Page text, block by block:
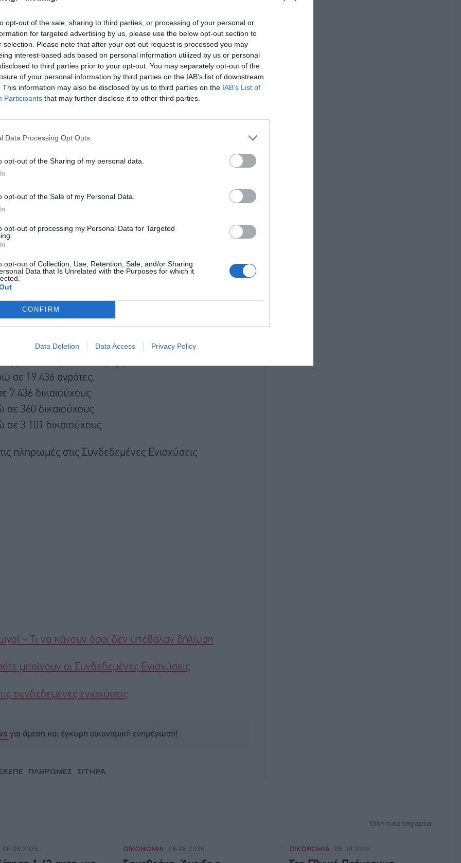
opt-out of the sale, sharing to third parties, or processing of your personal or
for targeted advertising by us, please use the below opt-out section to
selection. Please note that after your opt-out request is processed you may
interest-based ads based on personal information utilized by us or personal
to third parties prior to your opt-out. You may separately opt-out of the
of your personal information by third parties on the IAB’s list of downstream
This information may also be disclosed by us to third parties on the IAB’s List of
Participants that may further disclose it to other third parties.
Data Processing Opt Outs
opt-out of the Sharing of my personal data.
opt-out of the Sale of my Personal Data.
opt-out of processing my Personal Data for Targeted
opt-out of Collection, Use, Retention, Sale, and/or Sharing
Data that Is Unrelated with the Purposes for which it
CONFIRM
Data Deletion Data Access Privacy Policy
στις Συνδεδεμένες
διαθέσιμα όλα τα οικονομικά στοιχεία για
στους τραπεζικούς λογαριασμούς και
αγρότες
αγρότες
με 11,5 ευρώ ανά στρέμμα
σε 19.436 αγρότες.
7.436 δικαιούχους
σε 360 δικαιούχους
3.101 δικαιούχους.
τις πληρωμές στις Συνδεδεμένες Ενισχύσεις
– Τι να κάνουν όσοι δεν υπέβαλαν δήλωση
μπαίνουν οι Συνδεδεμένες Ενισχύσεις
συνδεδεμένες ενισχύσεις
για άμεση και έγκυρη οικονομική ενημέρωση!
ΠΛΗΡΩΜΕΣ ΣΙΤΗΡΑ
Όλη η κατηγορία
06.08.2026 ΟΙΚΟΝΟΜΙΑ 06.08.2026 ΟΙΚΟΝΟΜΙΑ 06.08.2026